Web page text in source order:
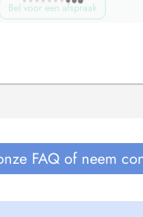
Bel voor een afspraak
FAQ of neem